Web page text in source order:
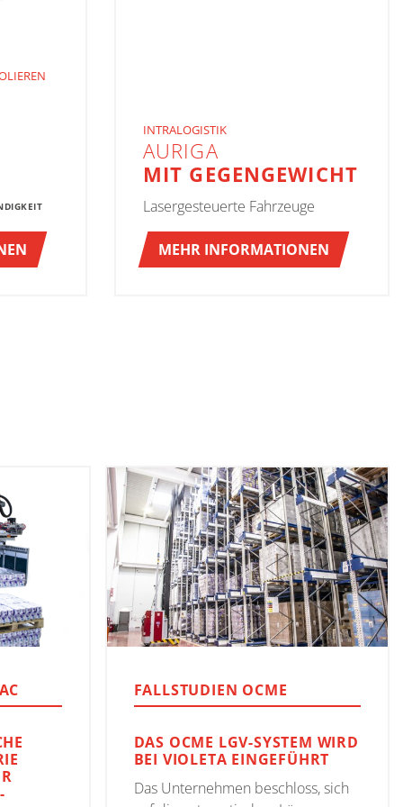
INTRALOGISTIK
AURIGA
MIT GEGENGEWICHT
Lasergesteuerte Fahrzeuge
MEHR INFORMATIONEN
FALLSTUDIEN OCME
DAS OCME LGV-SYSTEM WIRD
BEI VIOLETA EINGEFÜHRT
Das Unternehmen beschloss, sich